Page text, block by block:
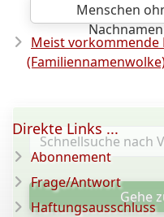
Menschen
Nachnamen
Meist vorkommende
Gehe
Direkte Links ...
Abonnement
Frage/Antwort
Haftungsausschluss